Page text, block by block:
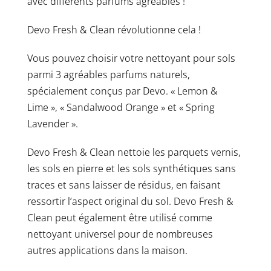
Devo Fresh & Clean révolutionne cela !
Vous pouvez choisir votre nettoyant pour sols
parmi 3 agréables parfums naturels,
spécialement conçus par Devo. « Lemon &
Lime », « Sandalwood Orange » et « Spring
Lavender ».
Devo Fresh & Clean nettoie les parquets vernis,
les sols en pierre et les sols synthétiques sans
traces et sans laisser de résidus, en faisant
ressortir l’aspect original du sol. Devo Fresh &
Clean peut également être utilisé comme
nettoyant universel pour de nombreuses
autres applications dans la maison.